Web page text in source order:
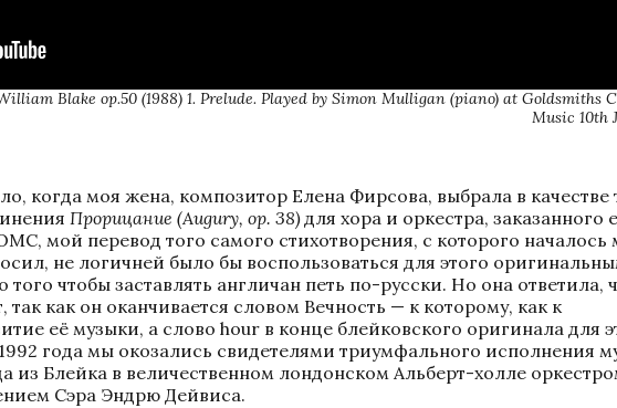
Blake op.50 (1988) 1. Prelude. Played by Simon Mulligan (piano) at Goldsmiths
Music 10th
когда моя жена, композитор Елена Фирсова, выбрала в качестве
Прорицание (Augury, op. 38) для хора и оркестра, заказанного
мой перевод того самого стихотворения, с которого началось
не логичней было бы воспользоваться для этого
чтобы заставлять англичан петь по-русски. Но она ответила,
как он оканчивается словом Вечность — к которому, как к
её музыки, а слово hour в конце блейковского оригинала для
года мы окозались свидетелями триумфального исполнения
из Блейка в величественном лондонском Альберт-холле
Сэра Эндрю Дейвиса.